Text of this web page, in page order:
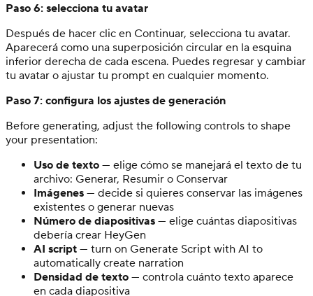
Paso 6: selecciona tu avatar
Después de hacer clic en Continuar, selecciona tu avatar.
Aparecerá como una superposición circular en la esquina
inferior derecha de cada escena. Puedes regresar y cambiar
tu avatar o ajustar tu prompt en cualquier momento.
Paso 7: configura los ajustes de generación
Before generating, adjust the following controls to shape
your presentation:
Uso de texto — elige cómo se manejará el texto de tu
archivo: Generar, Resumir o Conservar
Imágenes — decide si quieres conservar las imágenes
existentes o generar nuevas
Número de diapositivas — elige cuántas diapositivas
debería crear HeyGen
AI script — turn on Generate Script with AI to
automatically create narration
Densidad de texto — controla cuánto texto aparece
en cada diapositiva